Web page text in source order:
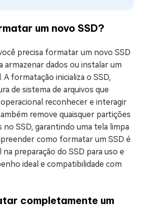
um novo SSD?
precisa formatar um novo SSD
armazenar dados ou instalar um
A formatação inicializa o SSD,
de sistema de arquivos que
reconhecer e interagir
remove quaisquer partições
SSD, garantindo uma tela limpa
como formatar um SSD é
preparação do SSD para uso e
ideal e compatibilidade com
completamente um